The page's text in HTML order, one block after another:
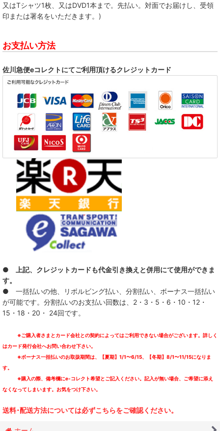
又はTシャツ1枚、又はDVD1本まで。先払い。対面でお届けし、受領
印または署名をいただきます。)
お支払い方法
佐川急便eコレクトにてご利用頂けるクレジットカード
● 上記、クレジットカードも代金引き換えと併用にて使用ができま
す。
● 一括払いの他、リボルビング払い、分割払い、ボーナス一括払い
が可能です。分割払いのお支払い回数は、2・3・5・6・10・12・
15・18・20・ 24回です。
※ご購入者さまとカード会社との契約によってはご利用できない場合がございます。詳しく
はカード発行会社へお問い合わせ下さい。
※ボーナス一括払いのお取扱期間は、【夏期】1/1〜6/15、【冬期】8/1〜11/15になりま
す。
※購入の際、備考欄にe-コレクト希望とご記入ください。記入が無い場合、ご希望に添え
なくなってしまいます。お気をつけ下さい。
送料･配送方法については必ずこちらをご確認ください。